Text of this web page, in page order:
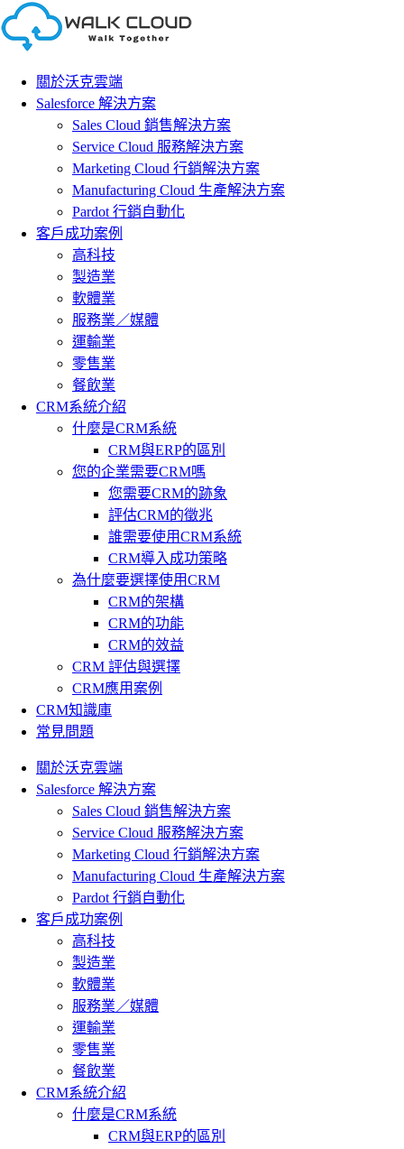
Skip
to
content
關於沃克雲端
Salesforce 解決方案
Sales Cloud 銷售解決方案
Service Cloud 服務解決方案
Marketing Cloud 行銷解決方案
Manufacturing Cloud 生產解決方案
Pardot 行銷自動化
客戶成功案例
高科技
製造業
軟體業
服務業／媒體
運輸業
零售業
餐飲業
CRM系統介紹
什麼是CRM系統
CRM與ERP的區別
您的企業需要CRM嗎
您需要CRM的跡象
評估CRM的徵兆
誰需要使用CRM系統
CRM導入成功策略
為什麼要選擇使用CRM
CRM的架構
CRM的功能
CRM的效益
CRM 評估與選擇
CRM應用案例
CRM知識庫
常見問題
關於沃克雲端
Salesforce 解決方案
Sales Cloud 銷售解決方案
Service Cloud 服務解決方案
Marketing Cloud 行銷解決方案
Manufacturing Cloud 生產解決方案
Pardot 行銷自動化
客戶成功案例
高科技
製造業
軟體業
服務業／媒體
運輸業
零售業
餐飲業
CRM系統介紹
什麼是CRM系統
CRM與ERP的區別